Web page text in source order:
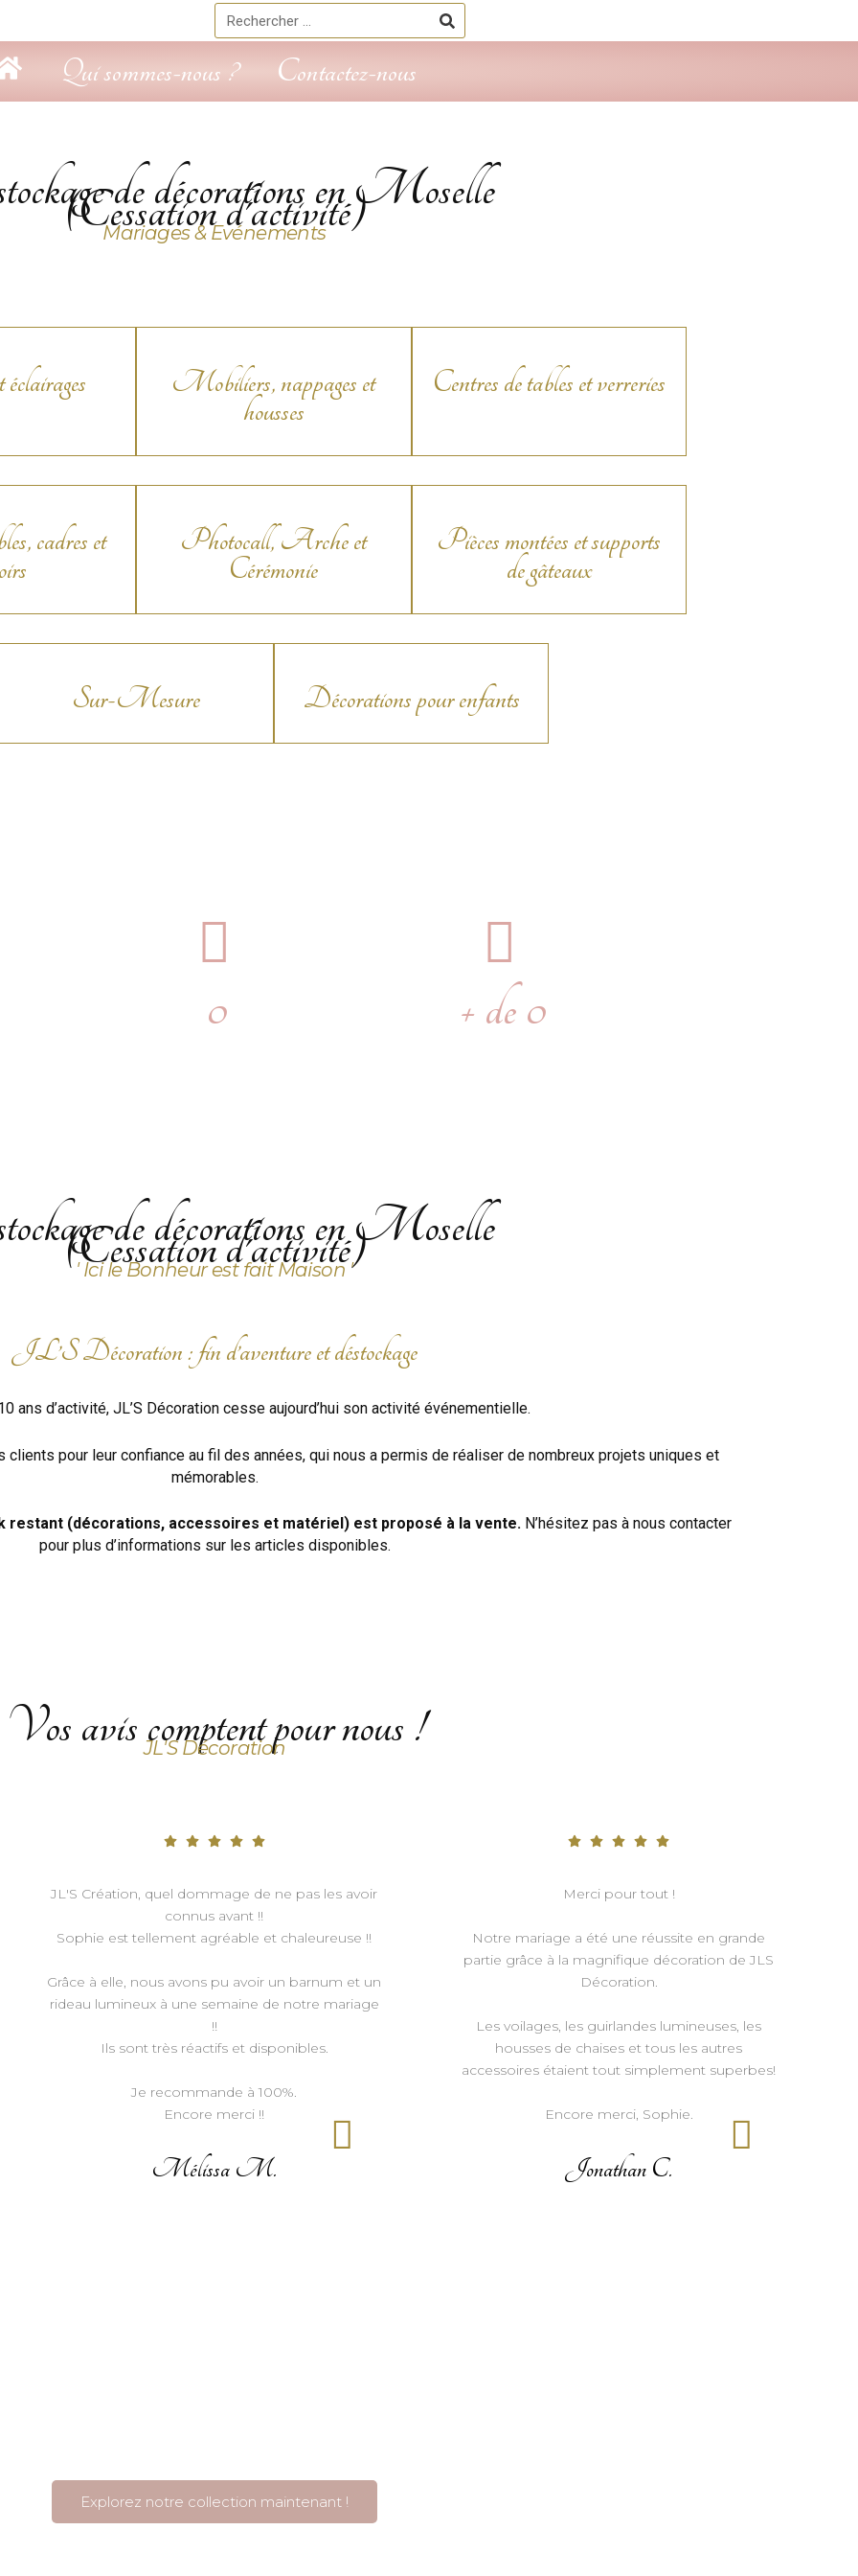
Rechercher Rechercher
Qui sommes-nous ? Contactez-nous
de décorations en Moselle
(Cessation d'activité)
Mariages & Evénements
Mobiliers, nappages et
housses
Centres de tables et verreries
cadres et
Photocall, Arche et
Cérémonie
Pièces montées et supports
de gâteaux
Sur-Mesure Décorations pour enfants
0 + de 0
de décorations en Moselle
(Cessation d'activité)
' Ici le Bonheur est fait Maison '
JL’S Décoration : fin d’aventure et déstockage
ans d’activité, JL’S Décoration cesse aujourd’hui son activité événementielle.
pour leur confiance au fil des années, qui nous a permis de réaliser de nombreux projets uniques et
mémorables.
restant (décorations, accessoires et matériel) est proposé à la vente. N’hésitez pas à nous contacter
pour plus d’informations sur les articles disponibles.
Vos avis comptent pour nous !
JL'S Décoration
JL'S Création, quel dommage de ne pas les avoir
connus avant !!
Sophie est tellement agréable et chaleureuse !!
Grâce à elle, nous avons pu avoir un barnum et un
rideau lumineux à une semaine de notre mariage
!!
Ils sont très réactifs et disponibles.
Je recommande à 100%.
Encore merci !!
Mélissa M.
Merci pour tout !
Notre mariage a été une réussite en grande
partie grâce à la magnifique décoration de JLS
Décoration.
Les voilages, les guirlandes lumineuses, les
housses de chaises et tous les autres
accessoires étaient tout simplement superbes!
Encore merci, Sophie.
Jonathan C.
Explorez notre collection maintenant !